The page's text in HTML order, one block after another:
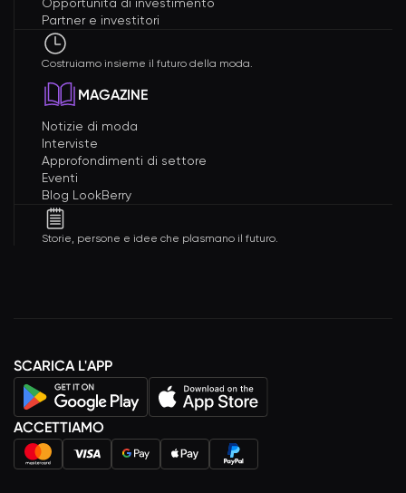
Partner e investitori
Costruiamo insieme il futuro della moda.
MAGAZINE
Notizie di moda
Interviste
Approfondimenti di settore
Eventi
Blog LookBerry
Storie, persone e idee che plasmano il futuro.
SCARICA L'APP
ACCETTIAMO